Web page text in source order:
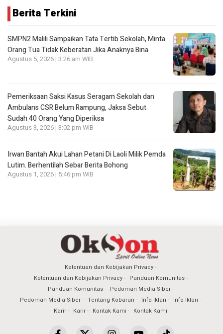
Berita Terkini
SMPN2 Malili Sampaikan Tata Tertib Sekolah, Minta
Orang Tua Tidak Keberatan Jika Anaknya Bina
Agustus 5, 2026 | 3:26 am WIB
Pemeriksaan Saksi Kasus Seragam Sekolah dan
Ambulans CSR Belum Rampung, Jaksa Sebut
Sudah 40 Orang Yang Diperiksa
Agustus 3, 2026 | 3:02 pm WIB
Irwan Bantah Akui Lahan Petani Di Laoli Milik Pemda
Lutim. Berhentilah Sebar Berita Bohong
Agustus 1, 2026 | 5:46 pm WIB
Ketentuan dan Kebijakan Privacy
Ketentuan dan Kebijakan Privacy
Panduan Komunitas
Panduan Komunitas
Pedoman Media Siber
Pedoman Media Siber
Tentang Kobaran Info Iklan
Info Iklan
Karir
Karir Kontak Kami Kontak Kami